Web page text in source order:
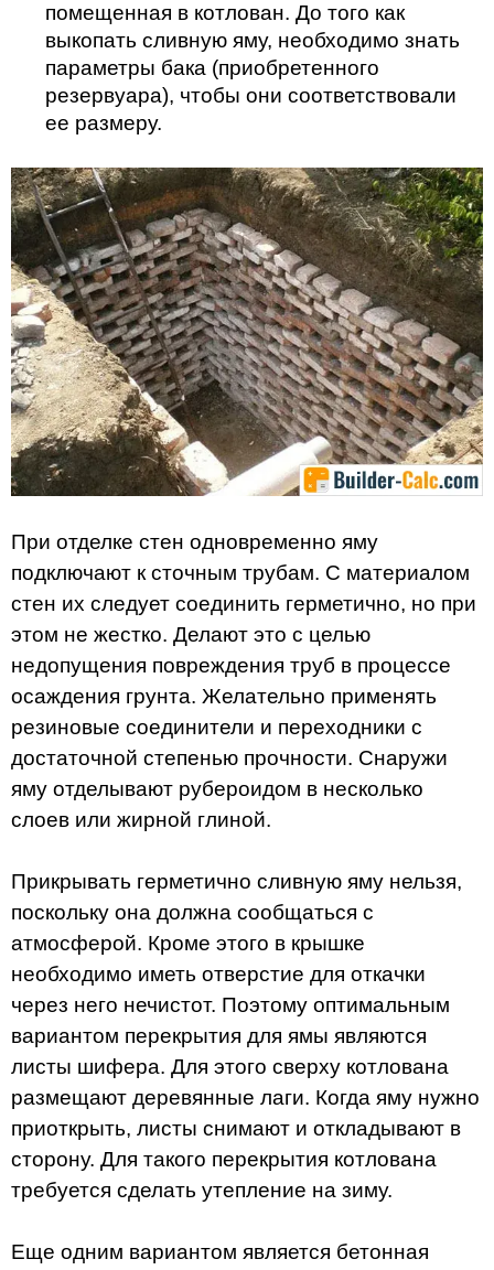
помещенная в котлован. До того как
выкопать сливную яму, необходимо знать
параметры бака (приобретенного
резервуара), чтобы они соответствовали
ее размеру.
При отделке стен одновременно яму
подключают к сточным трубам. С материалом
стен их следует соединить герметично, но при
этом не жестко. Делают это с целью
недопущения повреждения труб в процессе
осаждения грунта. Желательно применять
резиновые соединители и переходники с
достаточной степенью прочности. Снаружи
яму отделывают рубероидом в несколько
слоев или жирной глиной.
Прикрывать герметично сливную яму нельзя,
поскольку она должна сообщаться с
атмосферой. Кроме этого в крышке
необходимо иметь отверстие для откачки
через него нечистот. Поэтому оптимальным
вариантом перекрытия для ямы являются
листы шифера. Для этого сверху котлована
размещают деревянные лаги. Когда яму нужно
приоткрыть, листы снимают и откладывают в
сторону. Для такого перекрытия котлована
требуется сделать утепление на зиму.
Еще одним вариантом является бетонная